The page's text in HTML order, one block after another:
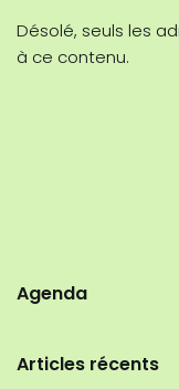
Désolé, seuls les
à ce contenu.
Agenda
Articles récents